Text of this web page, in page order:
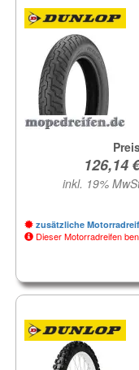
inkl. 19%
zusätzliche
Dieser Motorradreifen